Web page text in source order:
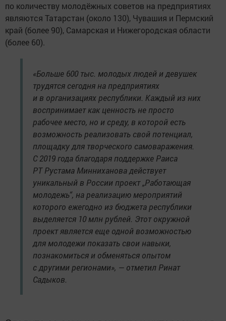
по количеству молодёжных советов на предприятиях
являются Татарстан (около 130), Чувашия и Пермский
край (более 90), Самарская и Нижегородская области
(более 60).
«Больше 600 тыс. молодых людей и девушек
трудятся сегодня на предприятиях
и в организациях республики. Каждый из них
воспринимает как ценность не просто
рабочее место, но и среду, в которой есть
возможность реализовать свой потенциал,
площадку для творческого самоваражения.
С 2019 года благодаря поддержке Раиса
РТ Рустама Минниханова действует
уникальный в России проект „Работающая
молодежь“, на реализацию мероприятий
которого ежегодно из бюджета республики
выделяется 10 млн рублей. Этот окружной
проект является еще одной возможностью
для молодежи показать свои навыки,
познакомиться и обменяться опытом
с другими регионами», — отметил Ринат
Садыков.